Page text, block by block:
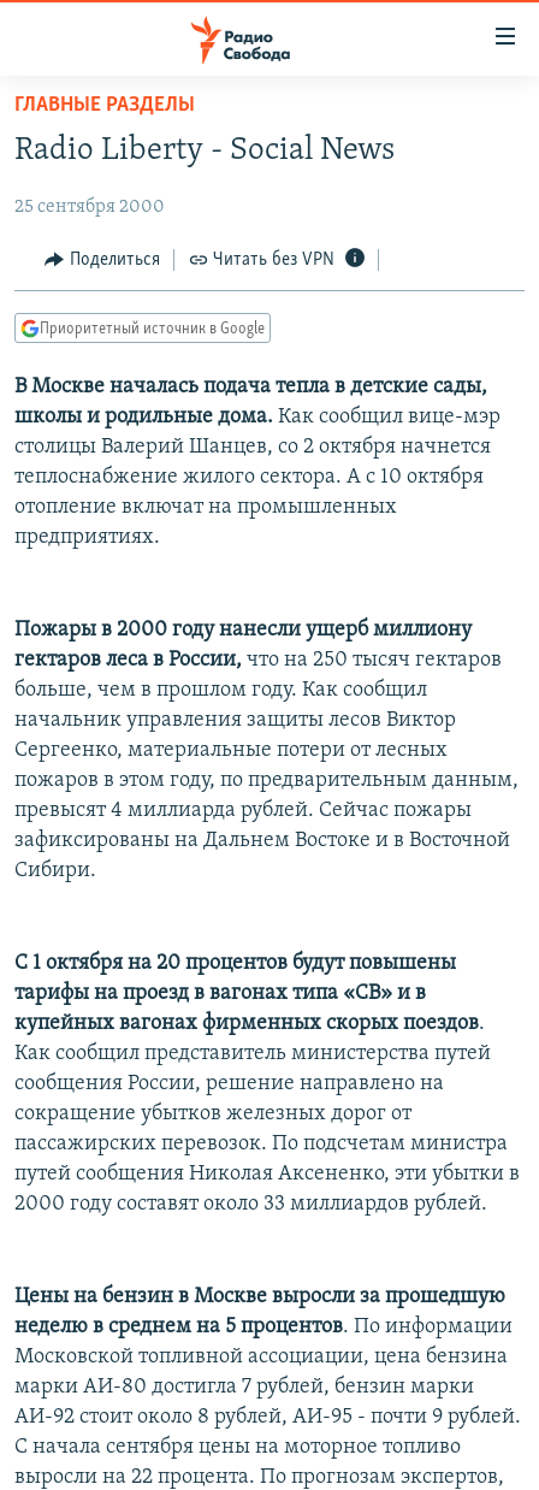
упрощенного
доступа
содержанию
Вернутся
навигации
Вернутся
поиску
ПРОГРАММЫ
АВТОРСКИЕ ПРОЕКТЫ
ЦИТАТЫ СВОБОДЫ
КУЛЬТУРА
IDEL.РЕАЛИИ
КАВКАЗ.РЕАЛИИ
СЕВЕР.РЕАЛИИ
СИБИРЬ.РЕАЛИИ
СОЦИАЛЬНЫЕ СЕТИ
Все сайты РСЕ/РС
ГЛАВНЫЕ РАЗДЕЛЫ
Radio Liberty - Social News
25 сентября 2000
Поделиться Читать без VPN
Приоритетный источник в Google
В Москве началась подача тепла в детские сады,
школы и родильные дома. Как сообщил вице-мэр
столицы Валерий Шанцев, со 2 октября начнется
теплоснабжение жилого сектора. А с 10 октября
отопление включат на промышленных
предприятиях.
Пожары в 2000 году нанесли ущерб миллиону
гектаров леса в России, что на 250 тысяч гектаров
больше, чем в прошлом году. Как сообщил
начальник управления защиты лесов Виктор
Сергеенко, материальные потери от лесных
пожаров в этом году, по предварительным данным,
превысят 4 миллиарда рублей. Сейчас пожары
зафиксированы на Дальнем Востоке и в Восточной
Сибири.
С 1 октября на 20 процентов будут повышены
тарифы на проезд в вагонах типа «СВ» и в
купейных вагонах фирменных скорых поездов.
Как сообщил представитель министерства путей
сообщения России, решение направлено на
сокращение убытков железных дорог от
пассажирских перевозок. По подсчетам министра
путей сообщения Николая Аксененко, эти убытки в
2000 году составят около 33 миллиардов рублей.
Цены на бензин в Москве выросли за прошедшую
неделю в среднем на 5 процентов. По информации
Московской топливной ассоциации, цена бензина
марки АИ-80 достигла 7 рублей, бензин марки
АИ-92 стоит около 8 рублей, АИ-95 - почти 9 рублей.
С начала сентября цены на моторное топливо
выросли на 22 процента. По прогнозам экспертов,